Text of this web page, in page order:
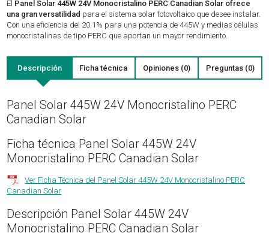
El Panel Solar 445W 24V Monocristalino PERC Canadian Solar ofrece
una gran versatilidad para el sistema solar fotovoltaico que desee instalar.
Con una eficiencia del 20.1% para una potencia de 445W y medias células
monocristalinas de tipo PERC que aportan un mayor rendimiento.
Descripción Ficha técnica Opiniones (0) Preguntas (0)
Panel Solar 445W 24V Monocristalino PERC
Canadian Solar
Ficha técnica Panel Solar 445W 24V
Monocristalino PERC Canadian Solar
Ver Ficha Técnica del Panel Solar 445W 24V Monocristalino PERC
Canadian Solar
Descripción Panel Solar 445W 24V
Monocristalino PERC Canadian Solar